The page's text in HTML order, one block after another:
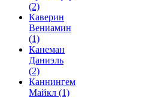
(2)
Каверин
Вениамин
(1)
Канеман
Даниэль
(2)
Каннингем
Майкл (1)